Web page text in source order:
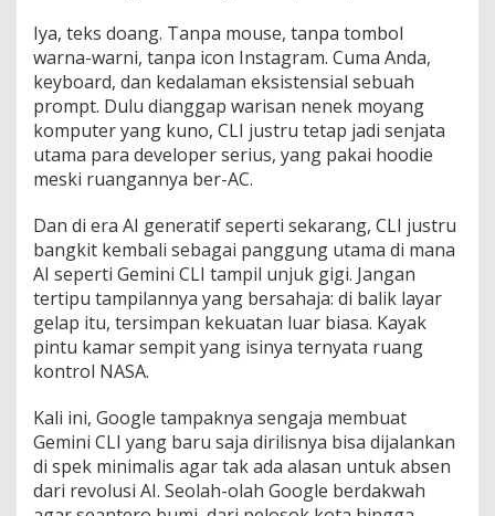
Iya, teks doang. Tanpa mouse, tanpa tombol
warna-warni, tanpa icon Instagram. Cuma Anda,
keyboard, dan kedalaman eksistensial sebuah
prompt. Dulu dianggap warisan nenek moyang
komputer yang kuno, CLI justru tetap jadi senjata
utama para developer serius, yang pakai hoodie
meski ruangannya ber-AC.
Dan di era AI generatif seperti sekarang, CLI justru
bangkit kembali sebagai panggung utama di mana
AI seperti Gemini CLI tampil unjuk gigi. Jangan
tertipu tampilannya yang bersahaja: di balik layar
gelap itu, tersimpan kekuatan luar biasa. Kayak
pintu kamar sempit yang isinya ternyata ruang
kontrol NASA.
Kali ini, Google tampaknya sengaja membuat
Gemini CLI yang baru saja dirilisnya bisa dijalankan
di spek minimalis agar tak ada alasan untuk absen
dari revolusi AI. Seolah-olah Google berdakwah